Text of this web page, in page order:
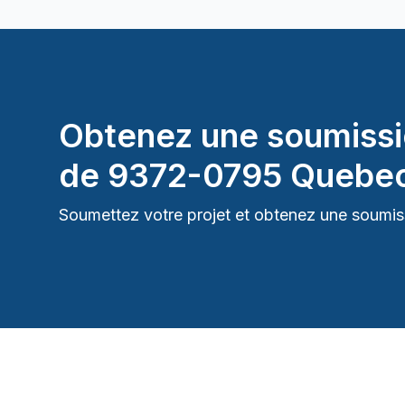
Obtenez une
de 9372-0795
Soumettez votre projet et obtenez une